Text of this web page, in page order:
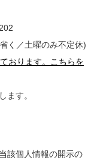
く／土曜のみ不定休)
おります。こちらを
ます。
該個人情報の開示の